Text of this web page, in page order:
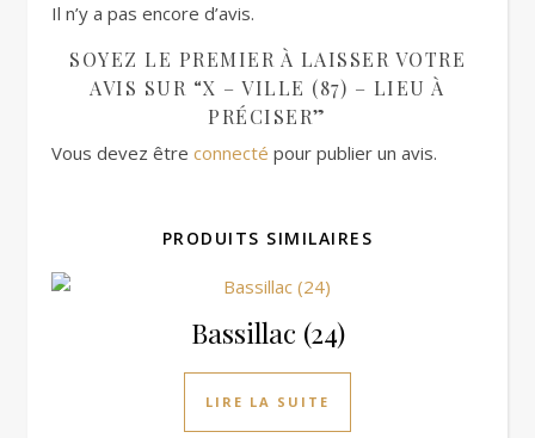
Il n’y a pas encore d’avis.
SOYEZ LE PREMIER À LAISSER VOTRE
AVIS SUR “X – VILLE (87) – LIEU À
PRÉCISER”
Vous devez être connecté pour publier un avis.
PRODUITS SIMILAIRES
Bassillac (24)
LIRE LA SUITE